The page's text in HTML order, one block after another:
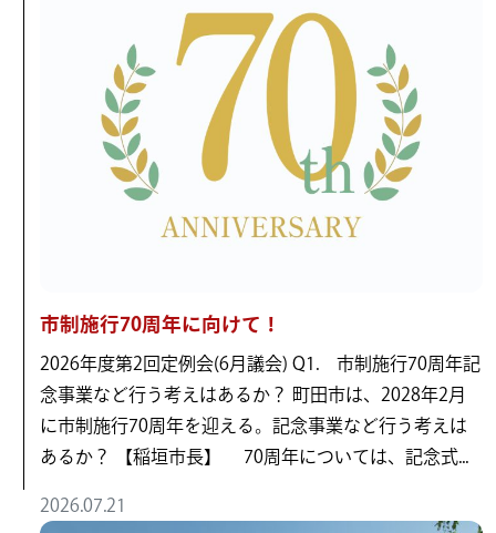
市制施行70周年に向けて！
2026年度第2回定例会(6月議会) Q1. 市制施行70周年記
念事業など行う考えはあるか？ 町田市は、2028年2月
に市制施行70周年を迎える。記念事業など行う考えは
あるか？ 【稲垣市長】 70周年については、記念式...
2026.07.21